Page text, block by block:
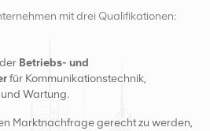
mit drei Qualifikationen:
intelligente Lager und
und Hongkong. Im Jahr
Betriebs- und
für Kommunikationstechnik,
Wartung.
Marktnachfrage gerecht zu werden,